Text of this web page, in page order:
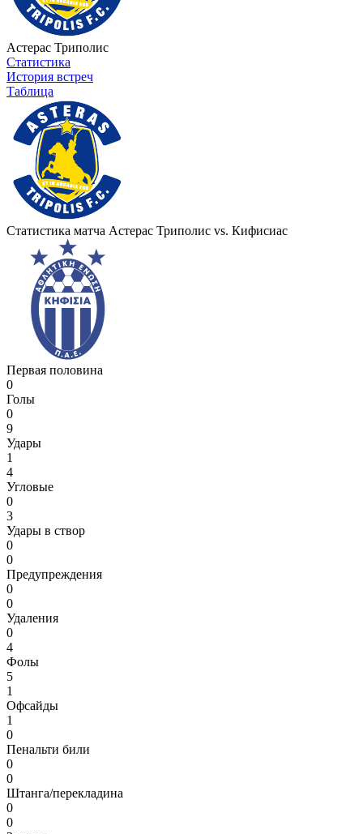
Астерас Триполис
Статистика
История встреч
Таблица
Статистика матча Астерас Триполис vs. Кифисиас
Первая половина
0
Голы
0
9
Удары
1
4
Угловые
0
3
Удары в створ
0
0
Предупреждения
0
0
Удаления
0
4
Фолы
5
1
Офсайды
1
0
Пенальти били
0
0
Штанга/перекладина
0
0